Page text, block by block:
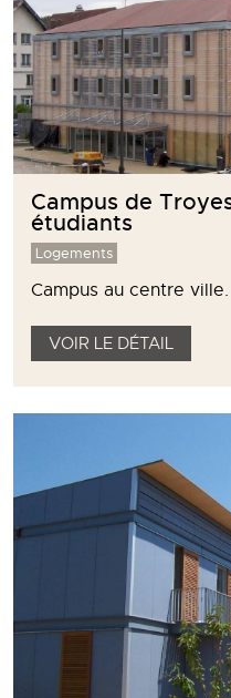
Campus de
étudiants
Logements
Campus au centre ville.
VOIR LE DÉTAIL